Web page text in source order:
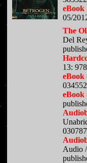
eBook
05/
The
Del
13:
eBook
eBook
Audio